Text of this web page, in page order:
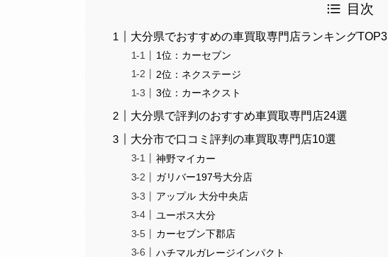
目次
大分県でおすすめの車買取専門店ランキングTOP3
1位：カーセブン
2位：ネクステージ
3位：カーネクスト
大分県で評判のおすすめ車買取専門店24選
大分市で口コミ評判の車買取専門店10選
神野マイカー
ガリバー197号大分店
アップル 大分中央店
ユーポス大分
カーセブン下郡店
ハチマルガレージインパクト